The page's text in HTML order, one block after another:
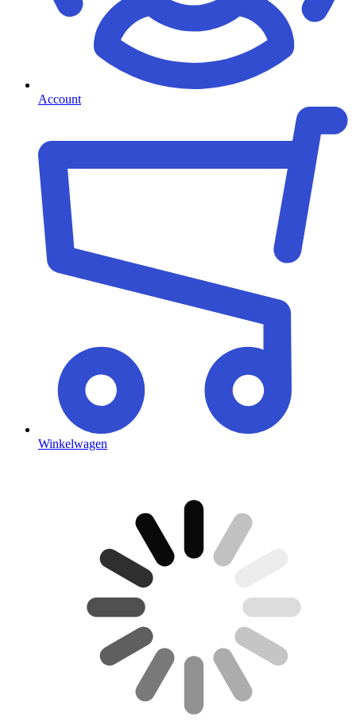
Account
Winkelwagen